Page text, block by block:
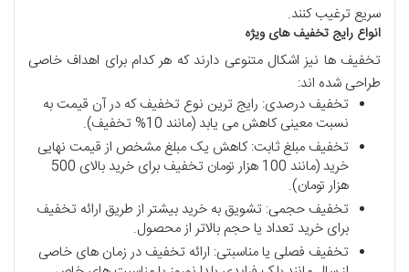
سریع ترغیب کنند.
انواع رایج تخفیف های ویژه
تخفیف ها نیز اشکال متنوعی دارند که هر کدام برای اهداف خاصی
طراحی شده اند:
تخفیف درصدی: رایج ترین نوع تخفیف که در آن قیمت به
نسبت معینی کاهش می یابد (مانند 10% تخفیف).
تخفیف مبلغ ثابت: کاهش یک مبلغ مشخص از قیمت نهایی
خرید (مانند 100 هزار تومان تخفیف برای خرید بالای 500
هزار تومان).
تخفیف حجمی: تشویق به خرید بیشتر از طریق ارائه تخفیف
برای خرید تعداد یا حجم بالاتر از محصول.
تخفیف فصلی یا مناسبتی: ارائه تخفیف در زمان های خاصی